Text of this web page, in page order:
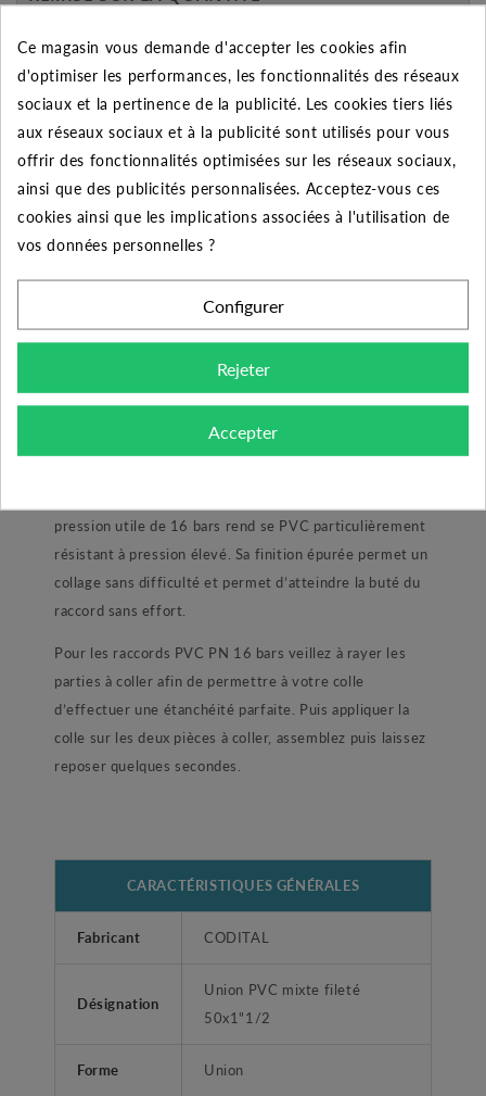
5 2% Jusqu'à 0,76 €
50 10% Jusqu'à 37,85 €
DESCRIPTION DU PRODUIT
Découvrez la meilleure qualité des raccords PVC à
coller avec cette union 3 pièces 50x1"1/2 femelle
sur le raccordement à coller. Un raccord performant
pression utile de 16 bars rend se PVC particulièrement
résistant à pression élevé. Sa finition épurée permet un
collage sans difficulté et permet d’atteindre la buté du
raccord sans effort.
Pour les raccords PVC PN 16 bars veillez à rayer les
parties à coller afin de permettre à votre colle
d’effectuer une étanchéité parfaite. Puis appliquer la
colle sur les deux pièces à coller, assemblez puis laissez
reposer quelques secondes.
CARACTÉRISTIQUES GÉNÉRALES
Fabricant CODITAL
Désignation
Union PVC mixte fileté
50x1"1/2
Forme Union
Ce magasin vous demande d'accepter les cookies afin
d'optimiser les performances, les fonctionnalités des réseaux
sociaux et la pertinence de la publicité. Les cookies tiers liés
aux réseaux sociaux et à la publicité sont utilisés pour vous
offrir des fonctionnalités optimisées sur les réseaux sociaux,
ainsi que des publicités personnalisées. Acceptez-vous ces
cookies ainsi que les implications associées à l'utilisation de
vos données personnelles ?
Configurer
Rejeter
Accepter